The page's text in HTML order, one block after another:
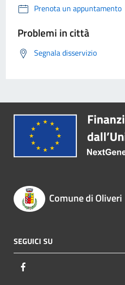
Prenota un appuntamento
Problemi in città
Segnala disservizio
Comune di Oliveri
SEGUICI SU